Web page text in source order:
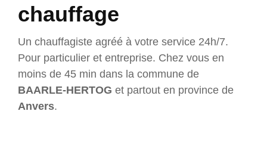
chauffage
Un chauffagiste agréé à votre service 24h/7.
Pour particulier et entreprise. Chez vous en
moins de 45 min dans la commune de
BAARLE-HERTOG et partout en province de
Anvers.